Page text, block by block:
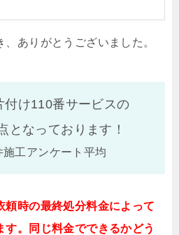
ありがとうございました。
付け110番サービスの
となっております！
工アンケート平均
時の最終処分料金によって
。同じ料金でできるかどう